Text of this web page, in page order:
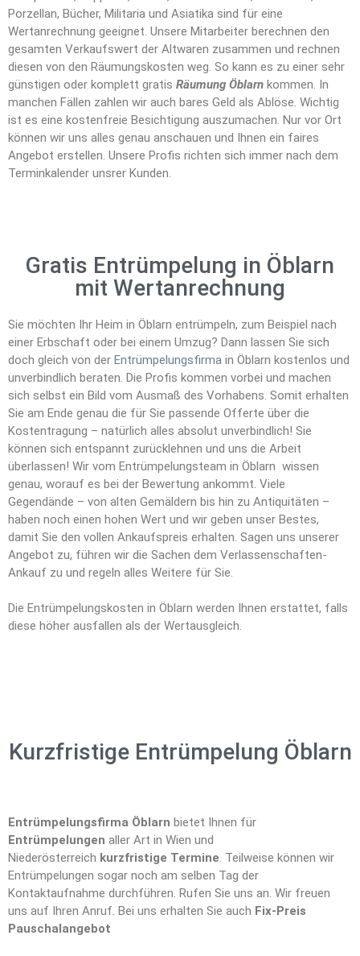
Porzellan, Bücher, Militaria und Asiatika sind für eine
Wertanrechnung geeignet. Unsere Mitarbeiter berechnen den
gesamten Verkaufswert der Altwaren zusammen und rechnen
diesen von den Räumungskosten weg. So kann es zu einer sehr
günstigen oder komplett gratis Räumung Öblarn kommen. In
manchen Fällen zahlen wir auch bares Geld als Ablöse. Wichtig
ist es eine kostenfreie Besichtigung auszumachen. Nur vor Ort
können wir uns alles genau anschauen und Ihnen ein faires
Angebot erstellen. Unsere Profis richten sich immer nach dem
Terminkalender unsrer Kunden.
Gratis Entrümpelung in Öblarn
mit Wertanrechnung
Sie möchten Ihr Heim in Öblarn entrümpeln, zum Beispiel nach
einer Erbschaft oder bei einem Umzug? Dann lassen Sie sich
doch gleich von der Entrümpelungsfirma in Öblarn kostenlos und
unverbindlich beraten. Die Profis kommen vorbei und machen
sich selbst ein Bild vom Ausmaß des Vorhabens. Somit erhalten
Sie am Ende genau die für Sie passende Offerte über die
Kostentragung – natürlich alles absolut unverbindlich! Sie
können sich entspannt zurücklehnen und uns die Arbeit
überlassen! Wir vom Entrümpelungsteam in Öblarn wissen
genau, worauf es bei der Bewertung ankommt. Viele
Gegendände – von alten Gemäldern bis hin zu Antiquitäten –
haben noch einen hohen Wert und wir geben unser Bestes,
damit Sie den vollen Ankaufspreis erhalten. Sagen uns unserer
Angebot zu, führen wir die Sachen dem Verlassenschaften-
Ankauf zu und regeln alles Weitere für Sie.
Die Entrümpelungskosten in Öblarn werden Ihnen erstattet, falls
diese höher ausfallen als der Wertausgleich.
Kurzfristige Entrümpelung Öblarn
Entrümpelungsfirma Öblarn bietet Ihnen für
Entrümpelungen aller Art in Wien und
Niederösterreich kurzfristige Termine. Teilweise können wir
Entrümpelungen sogar noch am selben Tag der
Kontaktaufnahme durchführen. Rufen Sie uns an. Wir freuen
uns auf Ihren Anruf. Bei uns erhalten Sie auch Fix-Preis
Pauschalangebot